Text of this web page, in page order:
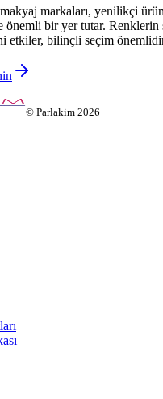
markaları, yenilikçi
bir yer tutar. Renklerin
etkiler, bilinçli seçim
© Parlakim 2026